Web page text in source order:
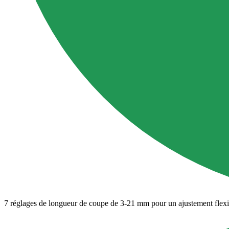
7 réglages de longueur de coupe de 3-21 mm pour un ajustement